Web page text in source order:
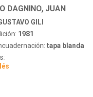
DAGNINO, JUAN
GILI
1981
tapa blanda